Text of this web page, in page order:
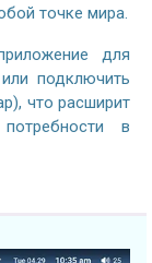
точке мира.
для
подключить
что расширит
в